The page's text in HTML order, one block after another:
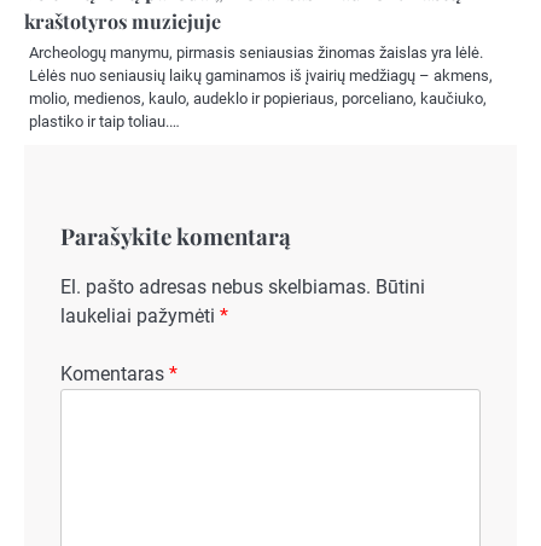
kraštotyros muziejuje
Archeologų manymu, pirmasis seniausias žinomas žaislas yra lėlė.
Lėlės nuo seniausių laikų gaminamos iš įvairių medžiagų – akmens,
molio, medienos, kaulo, audeklo ir popieriaus, porceliano, kaučiuko,
plastiko ir taip toliau.…
Parašykite komentarą
El. pašto adresas nebus skelbiamas. Būtini
laukeliai pažymėti *
Komentaras *